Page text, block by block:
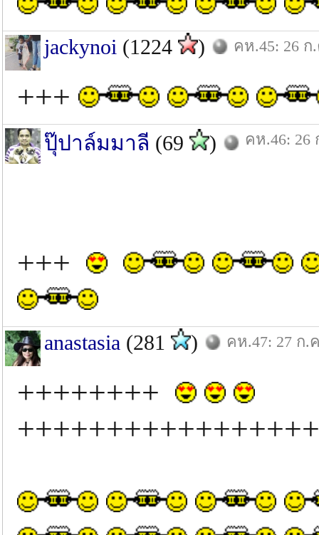
jackynoi (1224 ) คห.45: 26 ก
+++
ปุ๊ปาล์มมาลี (69 ) คห.46: 26
+++
anastasia (281 ) คห.47: 27 ก.
++++++++